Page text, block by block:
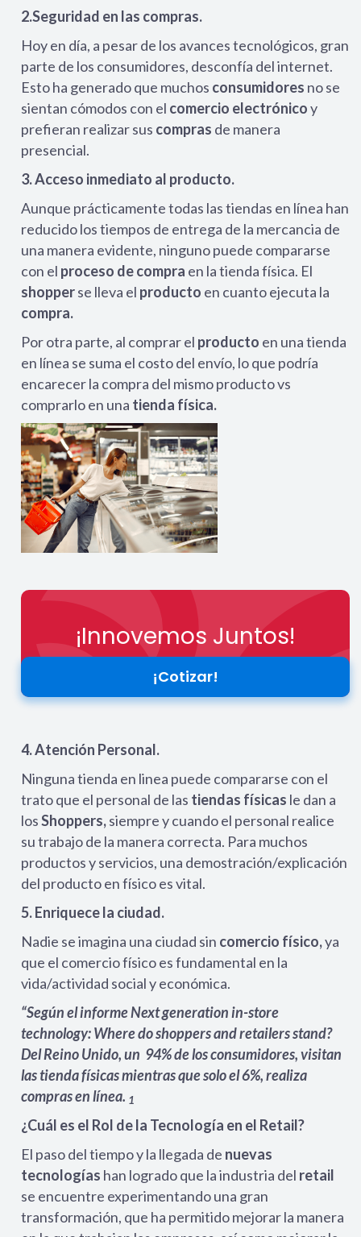
2.Seguridad en las compras.
Hoy en día, a pesar de los avances tecnológicos, gran
parte de los consumidores, desconfía del internet.
Esto ha generado que muchos consumidores no se
sientan cómodos con el comercio electrónicoy
prefieran realizar sus compras de manera
presencial.
3. Acceso inmediato al producto.
Aunque prácticamente todas las tiendas en línea han
reducido los tiempos de entrega de la mercancia de
una manera evidente, ninguno puede compararse
con el proceso de compra en la tienda física. El
shopperse lleva el producto en cuanto ejecuta la
compra.
Por otra parte, al comprar el producto en una tienda
en línea se suma el costo del envío, lo que podría
encarecer la compra del mismo producto vs
comprarlo en una tienda física.
¡Innovemos Juntos!
¡Cotizar!
4. Atención Personal.
Ninguna tienda en linea puede compararse con el
trato que el personal de las tiendas físicas le dan a
losShoppers,siempre y cuando el personal realice
su trabajo de la manera correcta. Para muchos
productos y servicios, una demostración/explicación
del producto en físico es vital.
5. Enriquece la ciudad.
Nadie se imagina una ciudad sin comercio físico,ya
que el comercio físico es fundamental en la
vida/actividad social y económica.
“Según el informe Next generation in-store
technology: Where do shoppers and retailers stand?
Del Reino Unido, un 94% de los consumidores, visitan
las tienda físicas mientras que solo el 6%, realiza
compras en línea. 1
¿Cuál es el Rol de la Tecnología en el Retail?
El paso del tiempo y la llegada de nuevas
tecnologías han logrado que la industria del retail
se encuentre experimentando una gran
transformación, que ha permitido mejorar la manera